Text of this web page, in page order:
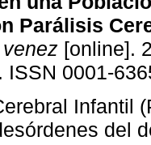
Parálisis
[online].
ISSN 0001-
Infantil
del